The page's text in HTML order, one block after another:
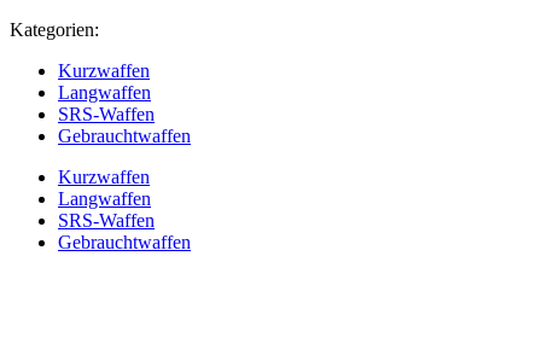
Kategorien:
Kurzwaffen
Langwaffen
SRS-Waffen
Gebrauchtwaffen
Kurzwaffen
Langwaffen
SRS-Waffen
Gebrauchtwaffen